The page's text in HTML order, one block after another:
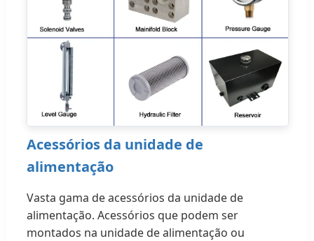
Acessórios da unidade de
alimentação
Vasta gama de acessórios da unidade de
alimentação. Acessórios que podem ser
montados na unidade de alimentação ou